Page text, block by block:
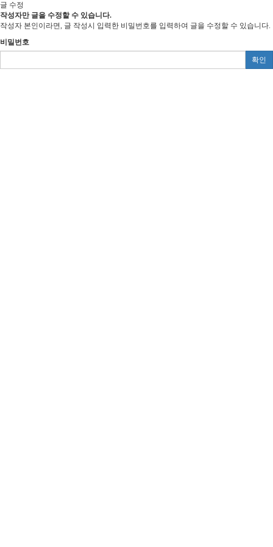
글 수정
작성자만 글을 수정할 수 있습니다.
작성자 본인이라면, 글 작성시 입력한 비밀번호를 입력하여 글을 수정할 수 있습니다.
비밀번호
확인